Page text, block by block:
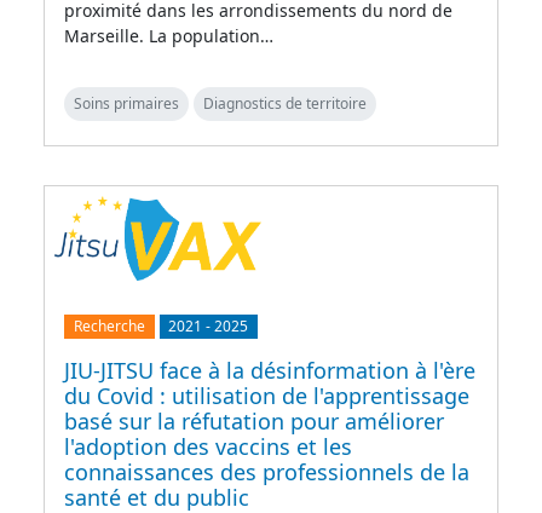
proximité dans les arrondissements du nord de
Marseille. La population…
Soins primaires Diagnostics de territoire
Recherche 2021 -2025
JIU-JITSU face à la désinformation à l'ère
du Covid : utilisation de l'apprentissage
basé sur la réfutation pour améliorer
l'adoption des vaccins et les
connaissances des professionnels de la
santé et du public